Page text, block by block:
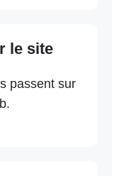
le site
passent sur